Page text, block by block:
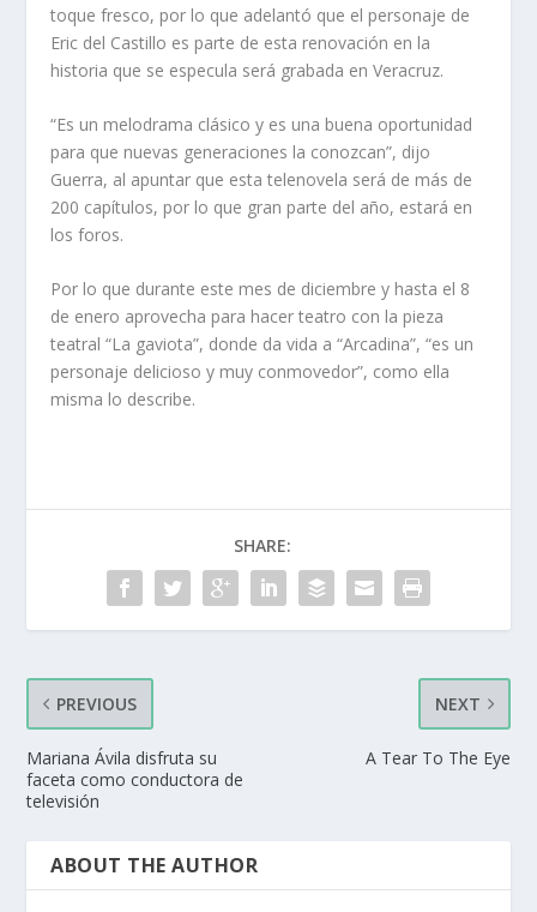
toque fresco, por lo que adelantó que el personaje de
Eric del Castillo es parte de esta renovación en la
historia que se especula será grabada en Veracruz.
“Es un melodrama clásico y es una buena oportunidad
para que nuevas generaciones la conozcan”, dijo
Guerra, al apuntar que esta telenovela será de más de
200 capítulos, por lo que gran parte del año, estará en
los foros.
Por lo que durante este mes de diciembre y hasta el 8
de enero aprovecha para hacer teatro con la pieza
teatral “La gaviota”, donde da vida a “Arcadina”, “es un
personaje delicioso y muy conmovedor”, como ella
misma lo describe.
SHARE:
PREVIOUS
Mariana Ávila disfruta su
faceta como conductora de
televisión
NEXT
A Tear To The Eye
ABOUT THE AUTHOR